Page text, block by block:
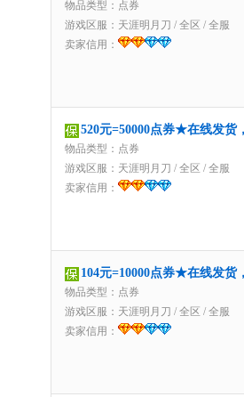
物品类型：点券
游戏区服： 天涯明月刀 / 全区 / 全服
卖家信用：
520元=50000点券★在线发
物品类型：点券
游戏区服： 天涯明月刀 / 全区 / 全服
卖家信用：
104元=10000点券★在线发
物品类型：点券
游戏区服： 天涯明月刀 / 全区 / 全服
卖家信用：